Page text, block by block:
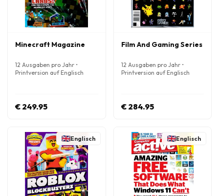
Minecraft Magazine
12 Ausgaben pro Jahr •
Printversion auf Englisch
€ 249.95
Film And Gaming Series
12 Ausgaben pro Jahr •
Printversion auf Englisch
€ 284.95
Englisch Englisch